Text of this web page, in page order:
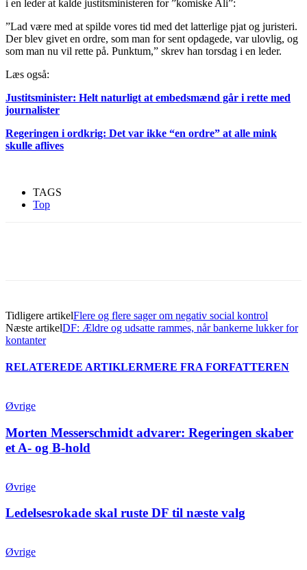
i en leder at kalde justitsministeren for ”komiske Ali”:
”Lad være med at spilde vores tid med det latterlige pjat og juristeri.
Der blev givet en ordre, som man for sent opdagede, var ulovlig, og
som man nu vil rette på. Punktum,” skrev han torsdag i en leder.
Læs også:
Justitsminister: Helt naturligt at embedsmænd går i rette med
journalister
Regeringen i ordkrig: Det var ikke “en ordre” at alle mink
skulle aflives
TAGS
Top
Tidligere artikelFlere og flere sager om negativ social kontrol
Næste artikelDF: Ældre og udsatte rammes, når bankerne lukker for
kontanter
RELATEREDE ARTIKLERMERE FRA FORFATTEREN
Øvrige
Morten Messerschmidt advarer: Regeringen skaber
et A- og B-hold
Øvrige
Ledelsesrokade skal ruste DF til næste valg
Øvrige